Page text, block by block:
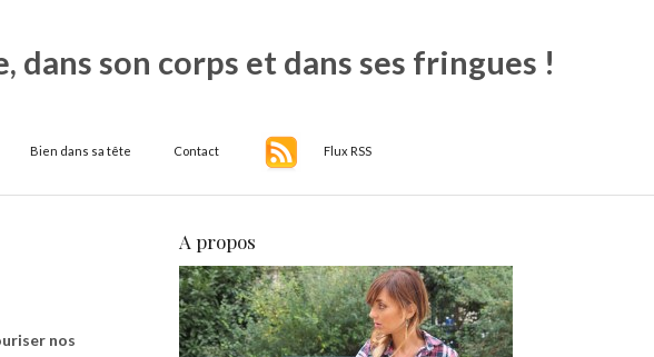
dans son corps et dans ses fringues !
Bien dans sa tête Contact Flux RSS
nos
A propos